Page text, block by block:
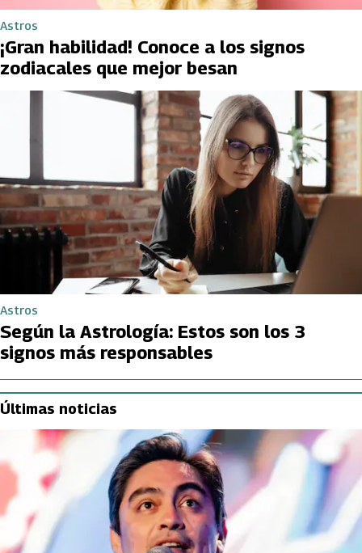
Astros
¡Gran habilidad! Conoce a los signos
zodiacales que mejor besan
Astros
Según la Astrología: Estos son los 3
signos más responsables
Últimas noticias